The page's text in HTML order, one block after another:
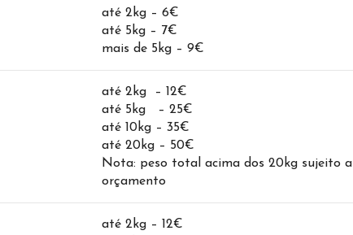
até 2kg – 6€
até 5kg – 7€
mais de 5kg – 9€
até 2kg – 12€
até 5kg – 25€
até 10kg – 35€
até 20kg – 50€
Nota: peso total acima dos 20kg sujeito a
orçamento
até 2kg – 12€